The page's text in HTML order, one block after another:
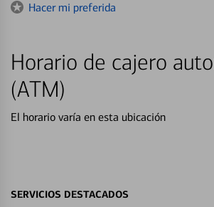
Hacer mi preferida
Horario de cajero
(ATM)
El horario varía en esta ubicación
SERVICIOS DESTACADOS